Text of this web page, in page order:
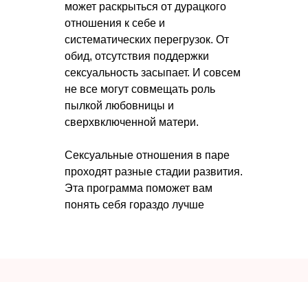
может раскрыться от дурацкого
отношения к себе и
систематических перегрузок. От
обид, отсутствия поддержки
сексуальность засыпает. И совсем
не все могут совмещать роль
пылкой любовницы и
сверхвключенной матери.
Сексуальные отношения в паре
проходят разные стадии развития.
Эта программа поможет вам
понять себя гораздо лучше